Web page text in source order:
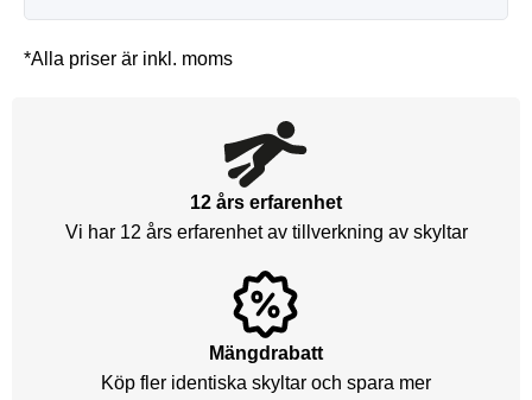
*Alla priser är inkl. moms
12 års erfarenhet
Vi har 12 års erfarenhet av tillverkning av skyltar
Mängdrabatt
Köp fler identiska skyltar och spara mer